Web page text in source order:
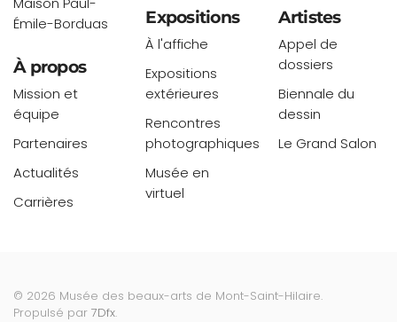
Émile-Borduas
À propos
Mission et
équipe
Partenaires
Actualités
Carrières
Expositions
À l'affiche
Expositions
extérieures
Rencontres
photographiques
Musée en
virtuel
Artistes
Appel de
dossiers
Biennale du
dessin
Le Grand Salon
© 2026 Musée des beaux-arts de Mont-Saint-Hilaire.
Propulsé par 7Dfx.